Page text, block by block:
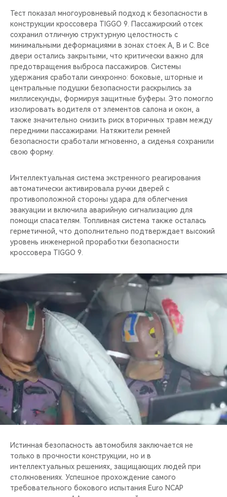
Тест показал многоуровневый подход к безопасности в
конструкции кроссовера TIGGO 9. Пассажирский отсек
сохранил отличную структурную целостность с
минимальными деформациями в зонах стоек A, B и C. Все
двери остались закрытыми, что критически важно для
предотвращения выброса пассажиров. Системы
удержания сработали синхронно: боковые, шторные и
центральные подушки безопасности раскрылись за
миллисекунды, формируя защитные буферы. Это помогло
изолировать водителя от элементов салона и окон, а
также значительно снизить риск вторичных травм между
передними пассажирами. Натяжители ремней
безопасности сработали мгновенно, а сиденья сохранили
свою форму.
Интеллектуальная система экстренного реагирования
автоматически активировала ручки дверей с
противоположной стороны удара для облегчения
эвакуации и включила аварийную сигнализацию для
помощи спасателям. Топливная система также осталась
герметичной, что дополнительно подтверждает высокий
уровень инженерной проработки безопасности
кроссовера TIGGO 9.
Истинная безопасность автомобиля заключается не
только в прочности конструкции, но и в
интеллектуальных решениях, защищающих людей при
столкновениях. Успешное прохождение самого
требовательного бокового испытания Euro NCAP